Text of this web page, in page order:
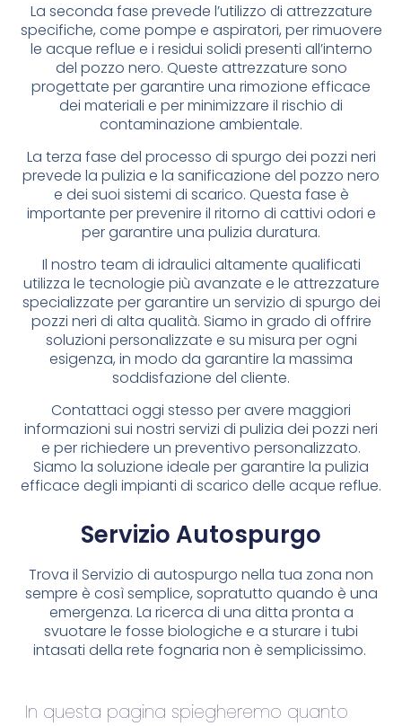
La seconda fase prevede l’utilizzo di attrezzature
specifiche, come pompe e aspiratori, per rimuovere
le acque reflue e i residui solidi presenti all’interno
del pozzo nero. Queste attrezzature sono
progettate per garantire una rimozione efficace
dei materiali e per minimizzare il rischio di
contaminazione ambientale.
La terza fase del processo di spurgo dei pozzi neri
prevede la pulizia e la sanificazione del pozzo nero
e dei suoi sistemi di scarico. Questa fase è
importante per prevenire il ritorno di cattivi odori e
per garantire una pulizia duratura.
Il nostro team di idraulici altamente qualificati
utilizza le tecnologie più avanzate e le attrezzature
specializzate per garantire un servizio di spurgo dei
pozzi neri di alta qualità. Siamo in grado di offrire
soluzioni personalizzate e su misura per ogni
esigenza, in modo da garantire la massima
soddisfazione del cliente.
Contattaci oggi stesso per avere maggiori
informazioni sui nostri servizi di pulizia dei pozzi neri
e per richiedere un preventivo personalizzato.
Siamo la soluzione ideale per garantire la pulizia
efficace degli impianti di scarico delle acque reflue.
Servizio Autospurgo
Trova il Servizio di autospurgo nella tua zona non
sempre è così semplice, sopratutto quando è una
emergenza. La ricerca di una ditta pronta a
svuotare le fosse biologiche e a sturare i tubi
intasati della rete fognaria non è semplicissimo.
In questa pagina spiegheremo quanto